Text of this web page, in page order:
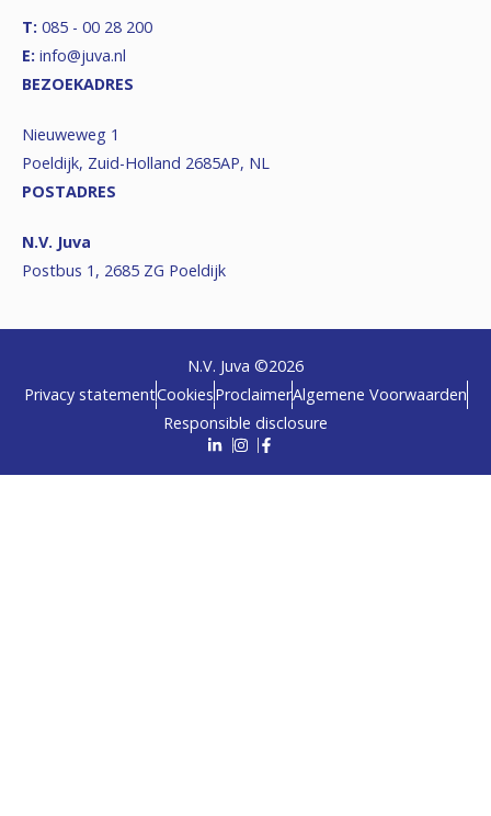
T: 085 - 00 28 200
E: info@juva.nl
BEZOEKADRES
Nieuweweg 1
Poeldijk, Zuid-Holland 2685AP, NL
POSTADRES
N.V. Juva
Postbus 1, 2685 ZG Poeldijk
N.V. Juva ©2026
Privacy statementCookiesProclaimerAlgemene Voorwaarden
Responsible disclosure